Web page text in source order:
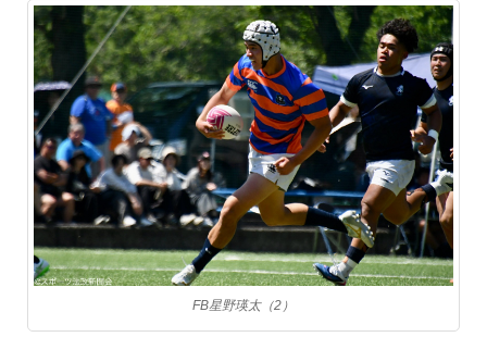
FB星野瑛太（2）